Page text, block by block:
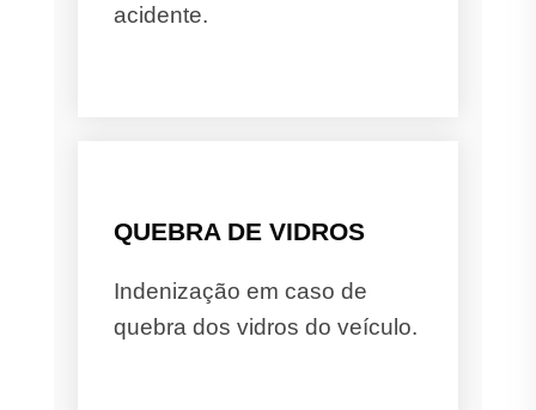
acidente.
QUEBRA DE VIDROS
Indenização em caso de
quebra dos vidros do veículo.